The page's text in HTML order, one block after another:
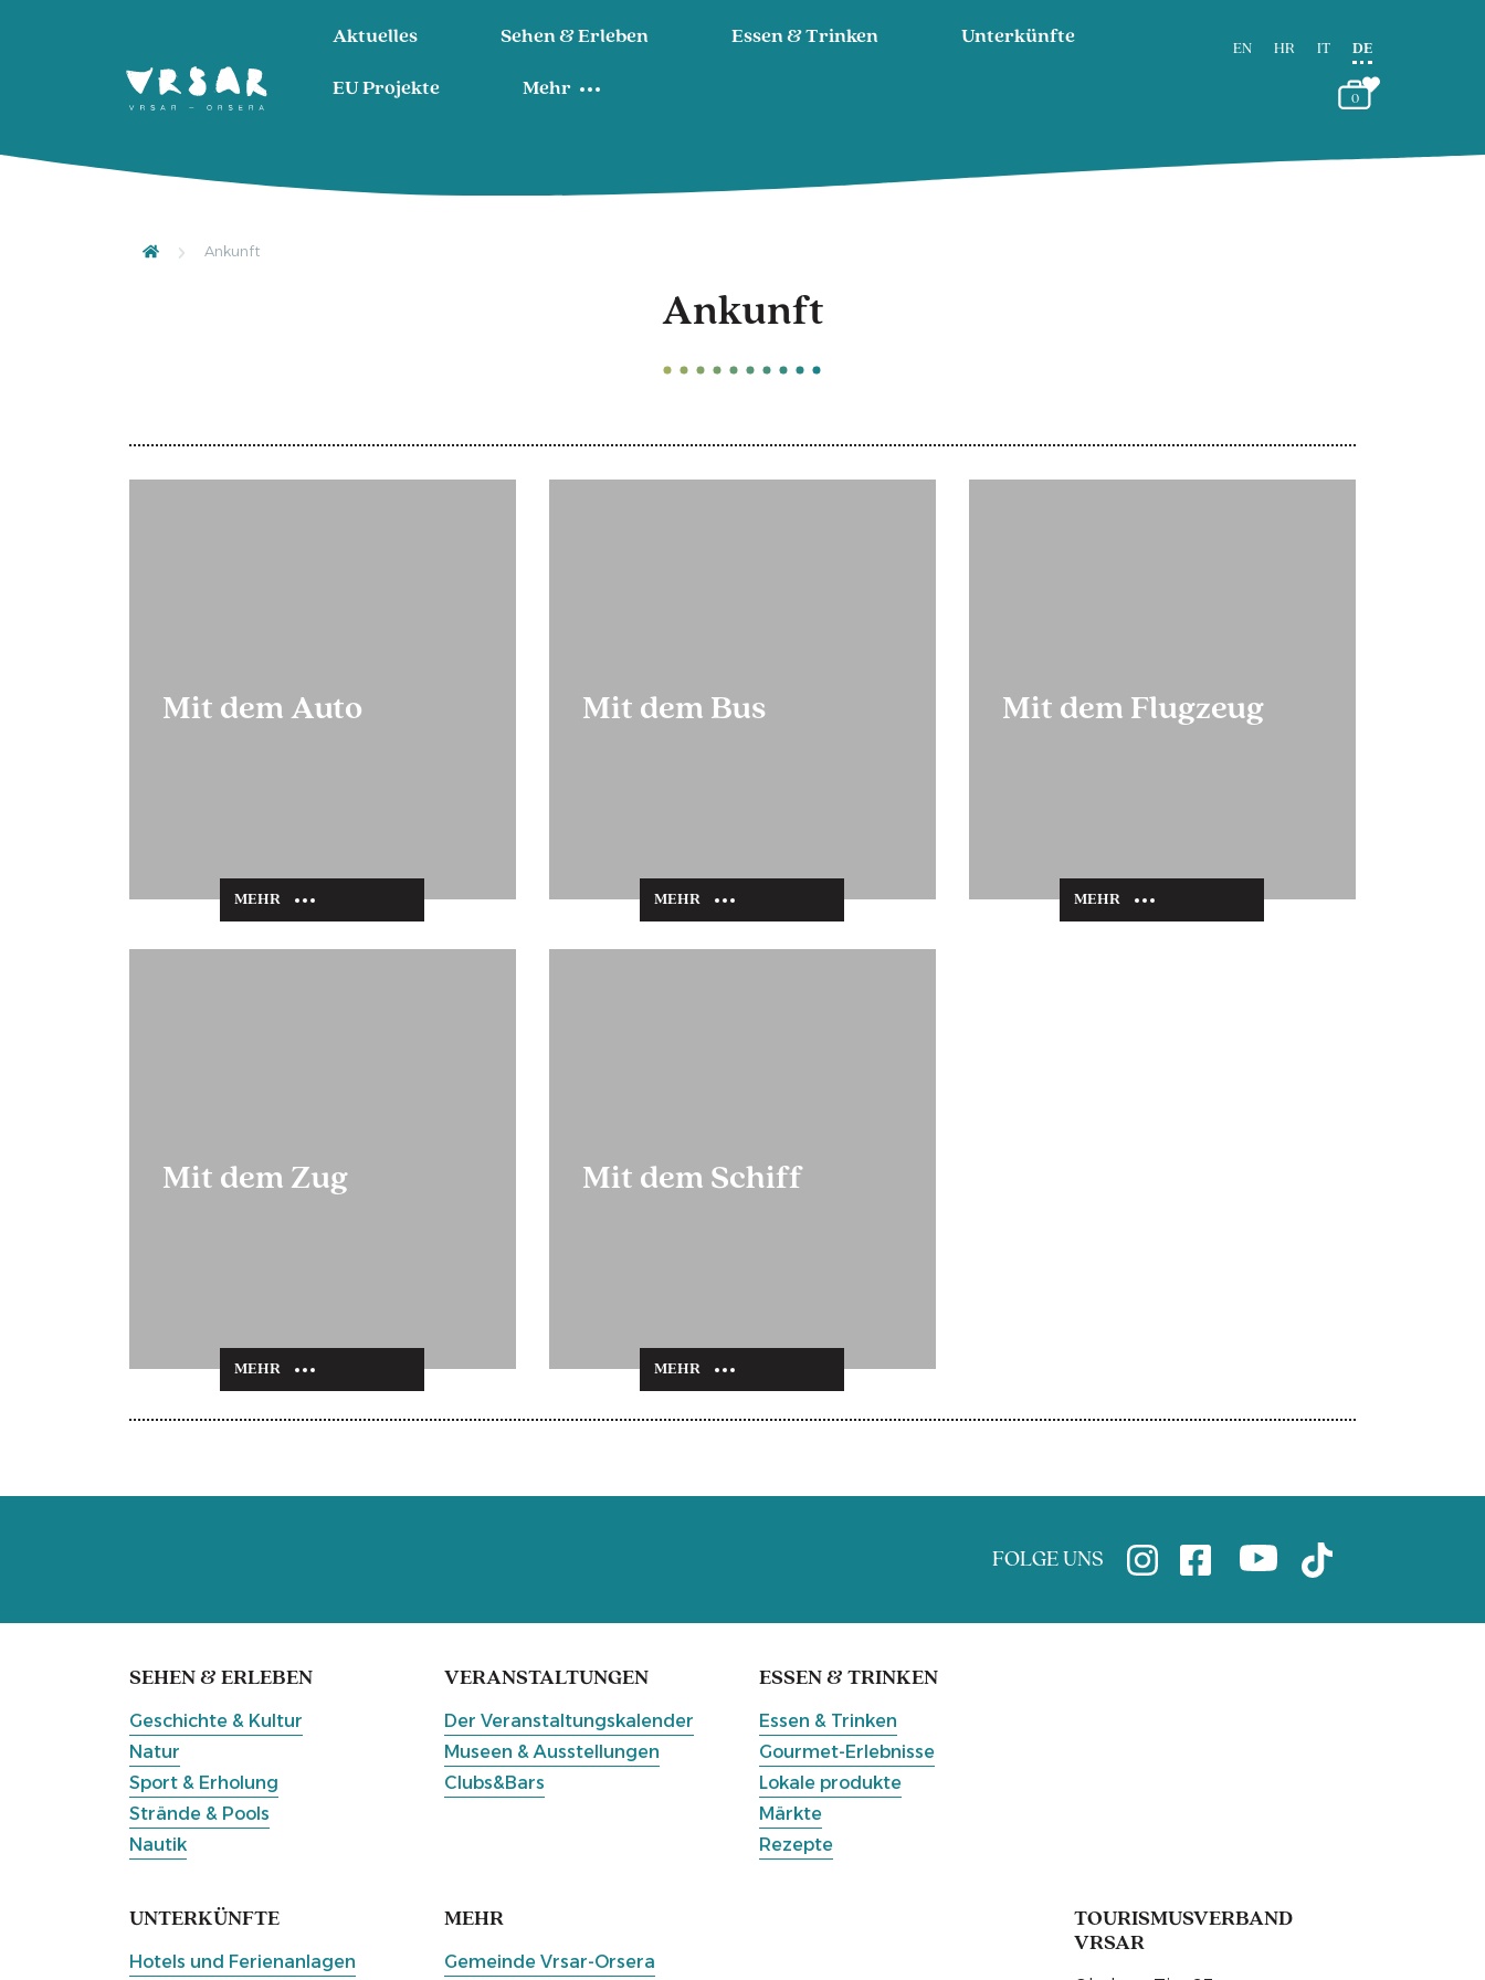
Aktuelles Sehen & Erleben Essen & Trinken Unterkünfte
EU Projekte Mehr
EN HR IT DE
0
Ankunft
Ankunft
Mit dem Auto
MEHR
Mit dem Bus
MEHR
Mit dem Flugzeug
MEHR
Mit dem Zug
MEHR
Mit dem Schiff
MEHR
FOLGE UNS
SEHEN & ERLEBEN
Geschichte & Kultur
Natur
Sport & Erholung
Strände & Pools
Nautik
VERANSTALTUNGEN
Der Veranstaltungskalender
Museen & Ausstellungen
Clubs&Bars
ESSEN & TRINKEN
Essen & Trinken
Gourmet-Erlebnisse
Lokale produkte
Märkte
Rezepte
UNTERKÜNFTE
Hotels und Ferienanlagen
MEHR
Gemeinde Vrsar-Orsera
TOURISMUSVERBAND
VRSAR